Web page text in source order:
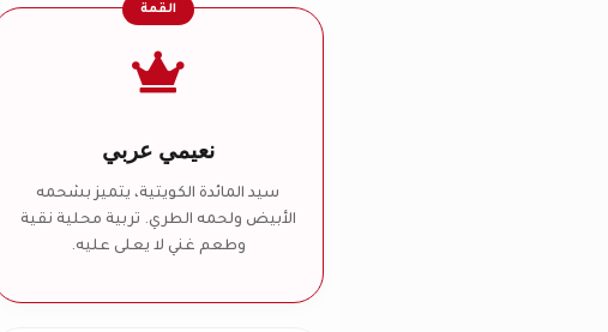
القمة
نعيمي عربي
سيد المائدة الكويتية، يتميز بشحمه
الأبيض ولحمه الطري. تربية محلية نقية
وطعم غني لا يعلى عليه.